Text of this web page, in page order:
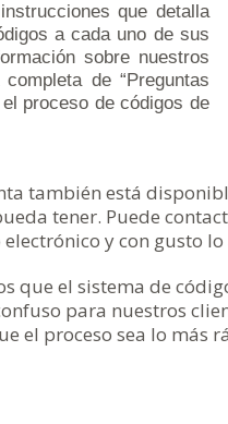
que detalla
a cada uno de sus
sobre nuestros
de “Preguntas
proceso de códigos de
también está
tener. Puede
y con gusto
que el sistema de
para nuestros
el proceso sea lo más